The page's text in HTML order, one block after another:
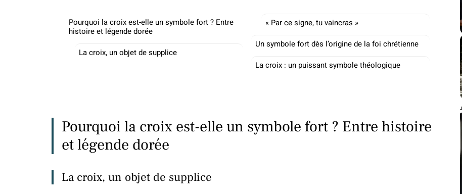
Pourquoi la croix est-elle un symbole fort ? Entre
histoire et légende dorée
La croix, un objet de supplice
« Par ce signe, tu vaincras »
Un symbole fort dès l’origine de la foi chrétienne
La croix : un puissant symbole théologique
Pourquoi la croix est-elle un symbole fort ? Entre histoire
et légende dorée
La croix, un objet de supplice